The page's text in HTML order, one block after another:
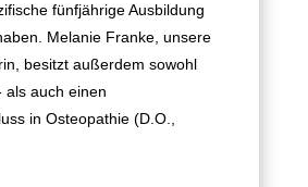
fünfjährige Ausbildung
Melanie Franke, unsere
besitzt außerdem sowohl
als auch einen
in Osteopathie (D.O.,